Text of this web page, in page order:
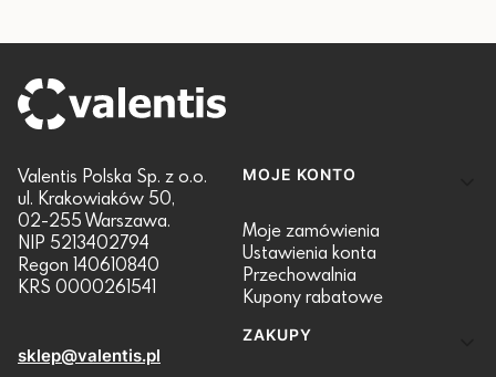
Valentis Polska Sp. z o.o.
ul. Krakowiaków 50,
02-255 Warszawa.
NIP 5213402794
Regon 140610840
KRS 0000261541
sklep@valentis.pl
Linki w stopce
MOJE KONTO
Moje zamówienia
Ustawienia konta
Przechowalnia
Kupony rabatowe
ZAKUPY